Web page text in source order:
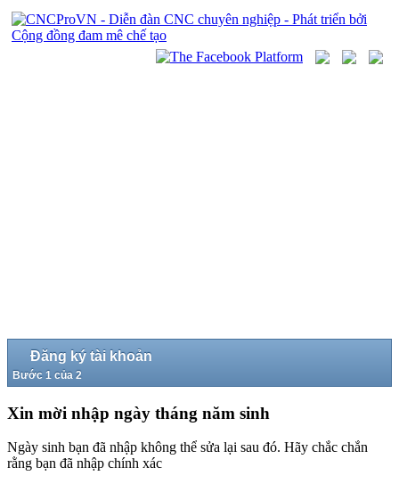
Đăng ký tài khoản
Bước 1 của 2
Xin mời nhập ngày tháng năm sinh
Ngày sinh bạn đã nhập không thể sửa lại sau đó. Hãy chắc chắn
rằng bạn đã nhập chính xác